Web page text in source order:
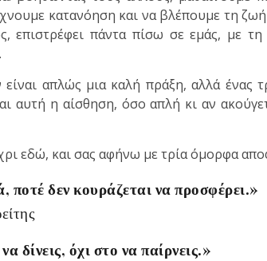
κατανόηση και να βλέπουμε τη
επιστρέφει πάντα πίσω σε εμάς, με
απλώς μια καλή πράξη, αλλά ένας
αυτή η αίσθηση, όσο απλή κι αν
εδώ, και σας αφήνω με τρία όμορφα
δεν κουράζεται να προσφέρει.»
δίνεις, όχι στο να παίρνεις.»